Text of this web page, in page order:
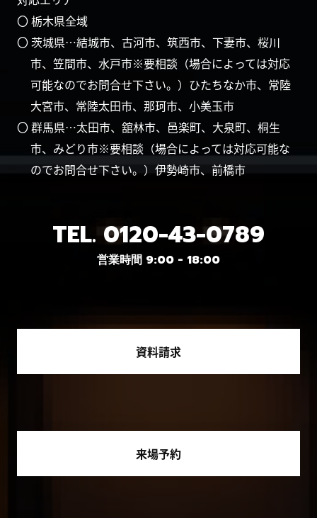
〇 栃木県全域
〇 茨城県…結城市、古河市、筑西市、下妻市、桜川
市、笠間市、水戸市※要相談（場合によっては対応
可能なのでお問合せ下さい。）ひたちなか市、常陸
大宮市、常陸太田市、那珂市、小美玉市
〇 群馬県…太田市、舘林市、邑楽町、大泉町、桐生
市、みどり市※要相談（場合によっては対応可能な
のでお問合せ下さい。）伊勢崎市、前橋市
TEL. 0120-43-0789
営業時間 9:00 - 18:00
資料請求
来場予約